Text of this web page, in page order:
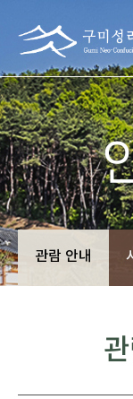
관람 안내